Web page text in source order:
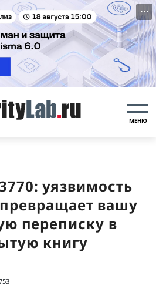
···
МЕНЮ
уязвимость
вашу
переписку в
книгу